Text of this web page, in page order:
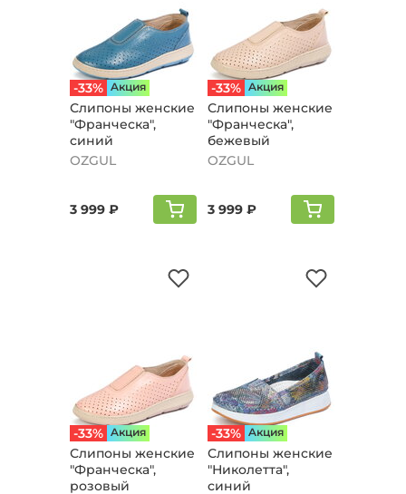
-33% Aкция
Слипоны женские
"Франческа",
синий
OZGUL
3 999 ₽
-33% Aкция
Слипоны женские
"Франческа",
бежевый
OZGUL
3 999 ₽
-33% Aкция
Слипоны женские
"Франческа",
розовый
-33% Aкция
Слипоны женские
"Николетта",
синий